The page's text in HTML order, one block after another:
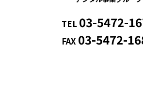
TEL 03-5472-
FAX 03-5472-